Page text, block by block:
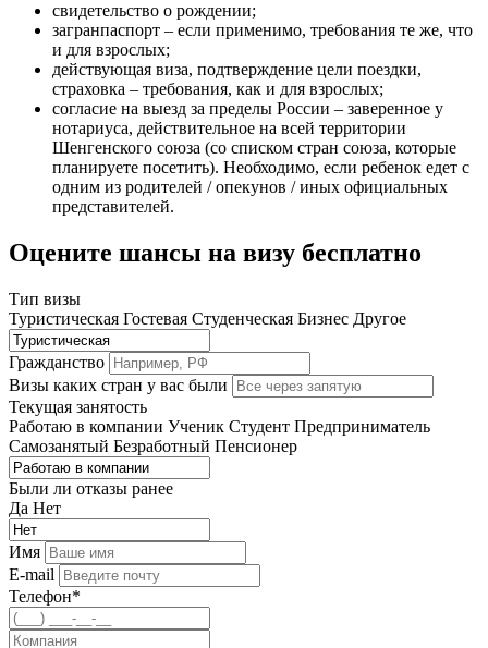
свидетельство о рождении;
загранпаспорт – если применимо, требования те же, что
и для взрослых;
действующая виза, подтверждение цели поездки,
страховка – требования, как и для взрослых;
согласие на выезд за пределы России – заверенное у
нотариуса, действительное на всей территории
Шенгенского союза (со списком стран союза, которые
планируете посетить). Необходимо, если ребенок едет с
одним из родителей / опекунов / иных официальных
представителей.
Оцените шансы на визу бесплатно
Тип визы
Туристическая Гостевая Студенческая Бизнес Другое
Гражданство
Визы каких стран у вас были
Текущая занятость
Работаю в компании Ученик Студент Предприниматель
Самозанятый Безработный Пенсионер
Были ли отказы ранее
Да Нет
Имя
E-mail
Телефон*